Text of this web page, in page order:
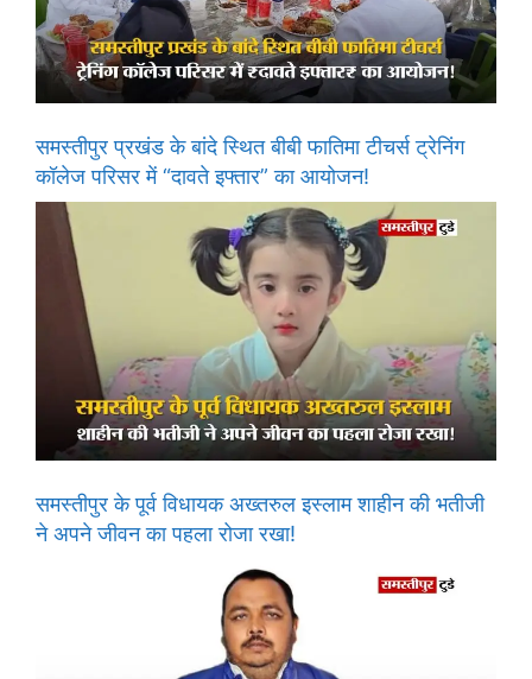
समस्तीपुर प्रखंड के बांदे स्थित बीबी फातिमा टीचर्स ट्रेनिंग
कॉलेज परिसर में “दावते इफ्तार” का आयोजन!
समस्तीपुर के पूर्व विधायक अख्तरुल इस्लाम शाहीन की भतीजी
ने अपने जीवन का पहला रोजा रखा!